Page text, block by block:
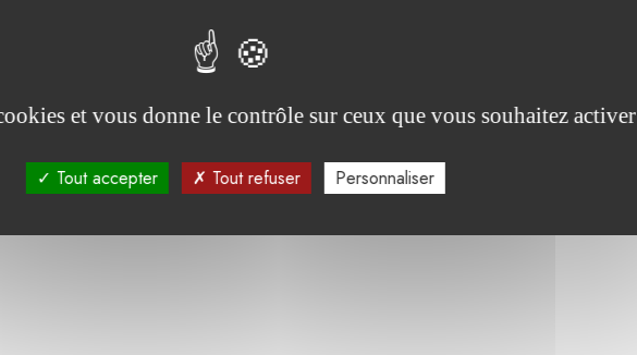
et vous donne le contrôle sur ceux que vous souhaitez activer
Tout accepter Tout refuser Personnaliser